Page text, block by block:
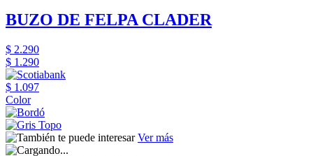
BUZO DE FELPA CLADER
$ 2.290
$ 1.290
$ 1.097
Color
Ver más